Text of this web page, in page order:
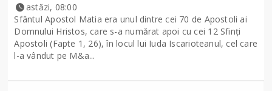
astăzi, 08:00
Sfântul Apostol Matia era unul dintre cei 70 de Apostoli ai
Domnului Hristos, care s-a numărat apoi cu cei 12 Sfinţi
Apostoli (Fapte 1, 26), în locul lui Iuda Iscarioteanul, cel care
l-a vândut pe M&a...